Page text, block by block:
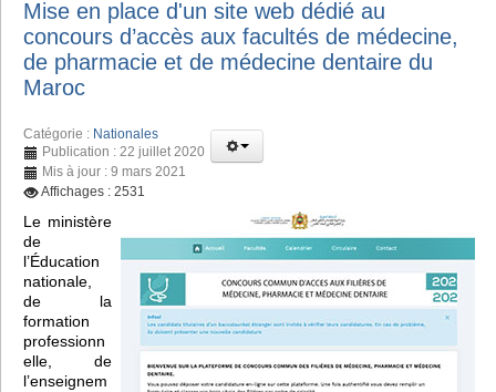
Mise en place d'un site web dédié au
concours d’accès aux facultés de médecine,
de pharmacie et de médecine dentaire du
Maroc
Catégorie : Nationales
Publication : 22 juillet 2020
Mis à jour : 9 mars 2021
Affichages : 2531
Le ministère
de
l’Éducation
nationale,
de la
formation
professionn
elle, de
l’enseignem